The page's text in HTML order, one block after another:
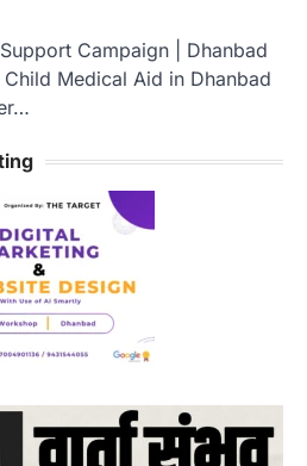
Campaign | Dhanbad
Medical Aid in Dhanbad